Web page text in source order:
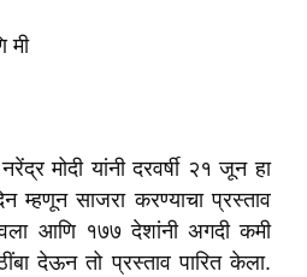
मी
मोदी यांनी दरवर्षी २१ जून हा
म्हणून साजरा करण्याचा प्रस्ताव
आणि १७७ देशांनी अगदी कमी
देऊन तो प्रस्ताव पारित केला.